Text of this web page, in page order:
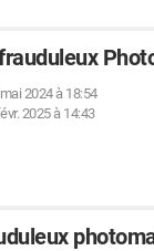
2024 à 18:54
2025 à 14:43